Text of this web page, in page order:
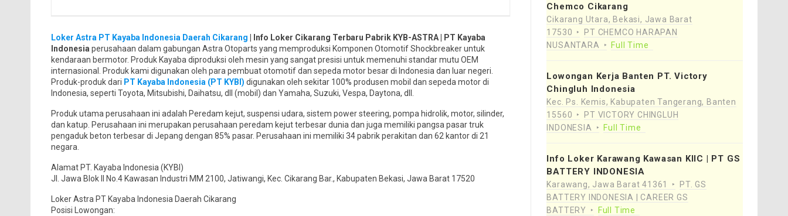
Loker Astra PT Kayaba Indonesia Daerah Cikarang | Info Loker Cikarang Terbaru Pabrik KYB-ASTRA | PT Kayaba
Indonesia perusahaan dalam gabungan Astra Otoparts yang memproduksi Komponen Otomotif Shockbreaker untuk
kendaraan bermotor. Produk Kayaba diproduksi oleh mesin yang sangat presisi untuk memenuhi standar mutu OEM
internasional. Produk kami digunakan oleh para pembuat otomotif dan sepeda motor besar di Indonesia dan luar negeri.
Produk-produk dari PT Kayaba Indonesia (PT KYBI) digunakan oleh sekitar 100% produsen mobil dan sepeda motor di
Indonesia, seperti Toyota, Mitsubishi, Daihatsu, dll (mobil) dan Yamaha, Suzuki, Vespa, Daytona, dll.
Produk utama perusahaan ini adalah Peredam kejut, suspensi udara, sistem power steering, pompa hidrolik, motor, silinder,
dan katup. Perusahaan ini merupakan perusahaan peredam kejut terbesar dunia dan juga memiliki pangsa pasar truk
pengaduk beton terbesar di Jepang dengan 85% pasar. Perusahaan ini memiliki 34 pabrik perakitan dan 62 kantor di 21
negara.
Alamat PT. Kayaba Indonesia (KYBI)
Jl. Jawa Blok II No.4 Kawasan Industri MM 2100, Jatiwangi, Kec. Cikarang Bar., Kabupaten Bekasi, Jawa Barat 17520
Loker Astra PT Kayaba Indonesia Daerah Cikarang
Posisi Lowongan:
Chemco Cikarang
Cikarang Utara, Bekasi, Jawa Barat
17530
PT CHEMCO HARAPAN
NUSANTARA
Full Time
Lowongan Kerja Banten PT. Victory
Chingluh Indonesia
Kec. Ps. Kemis, Kabupaten Tangerang, Banten
15560
PT VICTORY CHINGLUH
INDONESIA
Full Time
Info Loker Karawang Kawasan KIIC | PT GS
BATTERY INDONESIA
Karawang, Jawa Barat 41361
PT. GS
BATTERY INDONESIA | CAREER GS
BATTERY
Full Time